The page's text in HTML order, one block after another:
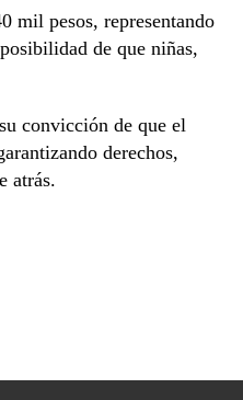
mil pesos, representando
de que niñas,
convicción de que el
derechos,
atrás.